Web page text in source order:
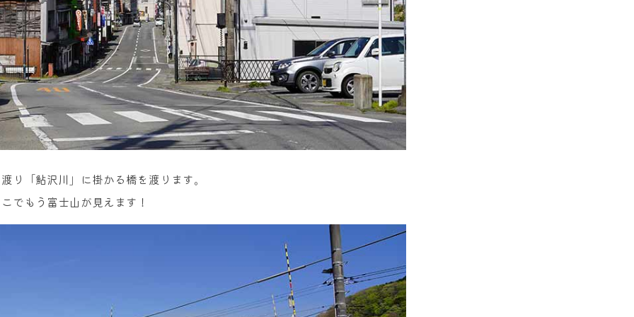
り「鮎沢川」に掛かる橋を渡ります。
でもう富士山が見えます！